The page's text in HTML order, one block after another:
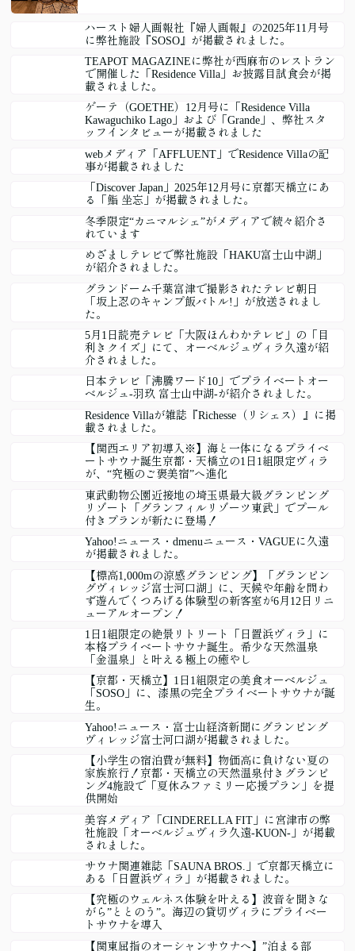
ハースト婦人画報社『婦人画報』の2025年11月号
に弊社施設『SOSO』が掲載されました。
TEAPOT MAGAZINEに弊社が西麻布のレストラン
で開催した「Residence Villa」お披露目試食会が掲
載されました。
ゲーテ（GOETHE）12月号に「Residence Villa
Kawaguchiko Lago」および「Grande」、弊社スタ
ッフインタビューが掲載されました
webメディア「AFFLUENT」でResidence Villaの記
事が掲載されました
「Discover Japan」2025年12月号に京都天橋立にあ
る「鮨 坐忘」が掲載されました。
冬季限定“カニマルシェ”がメディアで続々紹介さ
れています
めざましテレビで弊社施設「HAKU富士山中湖」
が紹介されました。
グランドーム千葉富津で撮影されたテレビ朝日
「坂上忍のキャンプ飯バトル!」が放送されまし
た。
5月1日読売テレビ「大阪ほんわかテレビ」の「目
利きクイズ」にて、オーベルジュヴィラ久遠が紹
介されました。
日本テレビ「沸騰ワード10」でプライベートオー
ベルジュ-羽玖 富士山中湖-が紹介されました。
Residence Villaが雑誌『Richesse（リシェス）』に掲
載されました。
【関西エリア初導入※】海と一体になるプライベ
ートサウナ誕生京都・天橋立の1日1組限定ヴィラ
が、“究極のご褒美宿”へ進化
東武動物公園近接地の埼玉県最大級グランピング
リゾート「グランフィルリゾーツ東武」でプール
付きプランが新たに登場！
Yahoo!ニュース・dmenuニュース・VAGUEに久遠
が掲載されました。
【標高1,000mの涼感グランピング】「グランピン
グヴィレッジ富士河口湖」に、天候や年齢を問わ
ず遊んでくつろげる体験型の新客室が6月12日リニ
ューアルオープン！
1日1組限定の絶景リトリート「日置浜ヴィラ」に
本格プライベートサウナ誕生。希少な天然温泉
「金温泉」と叶える極上の癒やし
【京都・天橋立】1日1組限定の美食オーベルジュ
「SOSO」に、漆黒の完全プライベートサウナが誕
生。
Yahoo!ニュース・富士山経済新聞にグランピング
ヴィレッジ富士河口湖が掲載されました。
【小学生の宿泊費が無料】物価高に負けない夏の
家族旅行！京都・天橋立の天然温泉付きグランピ
ング4施設で「夏休みファミリー応援プラン」を提
供開始
美容メディア「CINDERELLA FIT」に宮津市の弊
社施設「オーベルジュヴィラ久遠-KUON-」が掲載
されました。
サウナ関連雑誌「SAUNA BROS.」で京都天橋立に
ある「日置浜ヴィラ」が掲載されました。
【究極のウェルネス体験を叶える】波音を聞きな
がら”ととのう”。海辺の貸切ヴィラにプライベー
トサウナを導入
【関東屈指のオーシャンサウナへ】”泊まる部